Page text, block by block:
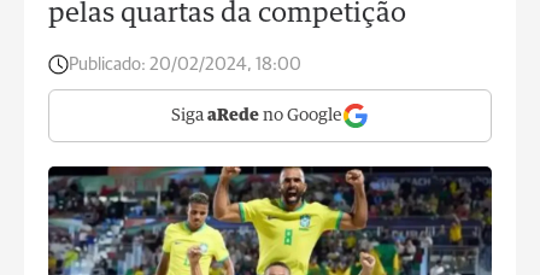
pelas quartas da competição
Publicado: 20/02/2024, 18:00
Siga aRede no Google